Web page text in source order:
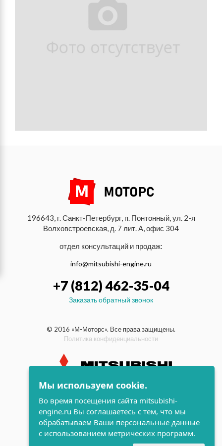
196643, г. Санкт-Петербург, п. Понтонный, ул. 2-я
Волховстроевская, д. 7 лит. А, офис 304
отдел консультаций и продаж:
info@mitsubishi-engine.ru
+7 (812) 462-35-04
Заказать обратный звонок
© 2016 «М-Моторс». Все права защищены.
Политика конфиденциальности
индустриальные и морские
дизельные двигатели Mitsubishi
разработка сайта
Мы используем cookie.
Во время посещения сайта mitsubishi-
engine.ru Вы соглашаетесь с тем, что мы
обрабатываем Ваши персональные данные
с использованием метрических программ.